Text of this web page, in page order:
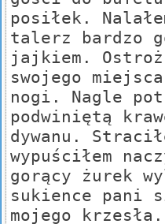
posiłek.
talerz bardzo
jajkiem.
swojego
nogi. Nagle
podwiniętą
dywanu.
wypuściłem
gorący żurek
sukience pani
mojego